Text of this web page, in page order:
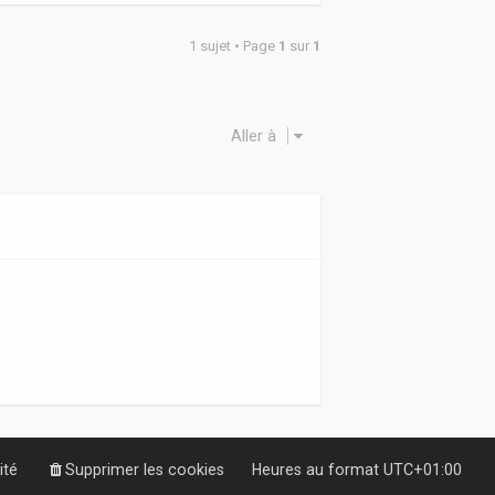
1 sujet • Page 1 sur 1
Aller à
Heures au format UTC+01:00
Supprimer les cookies